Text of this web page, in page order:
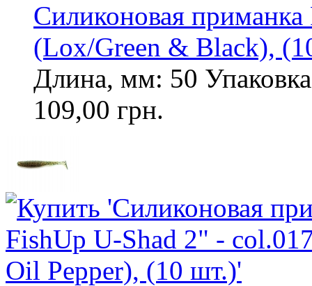
Силиконовая
(Lox/Green & Black),
Длина, мм: 50
109,00 грн.